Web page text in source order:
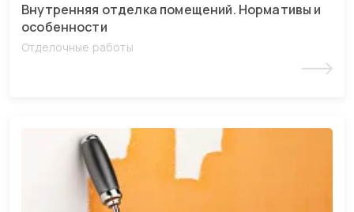
Внутренняя отделка помещений. Нормативы и
особенности
Отделочные работы